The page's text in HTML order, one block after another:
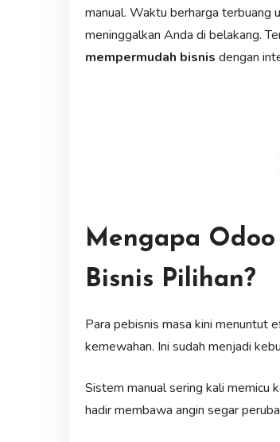
manual. Waktu berharga terbuang
meninggalkan Anda di belakang.
mempermudah bisnis dengan
Mengapa
Bisnis Pilihan?
Para pebisnis masa kini menuntut
kemewahan. Ini sudah menjadi
Sistem manual sering kali memicu
hadir membawa angin segar